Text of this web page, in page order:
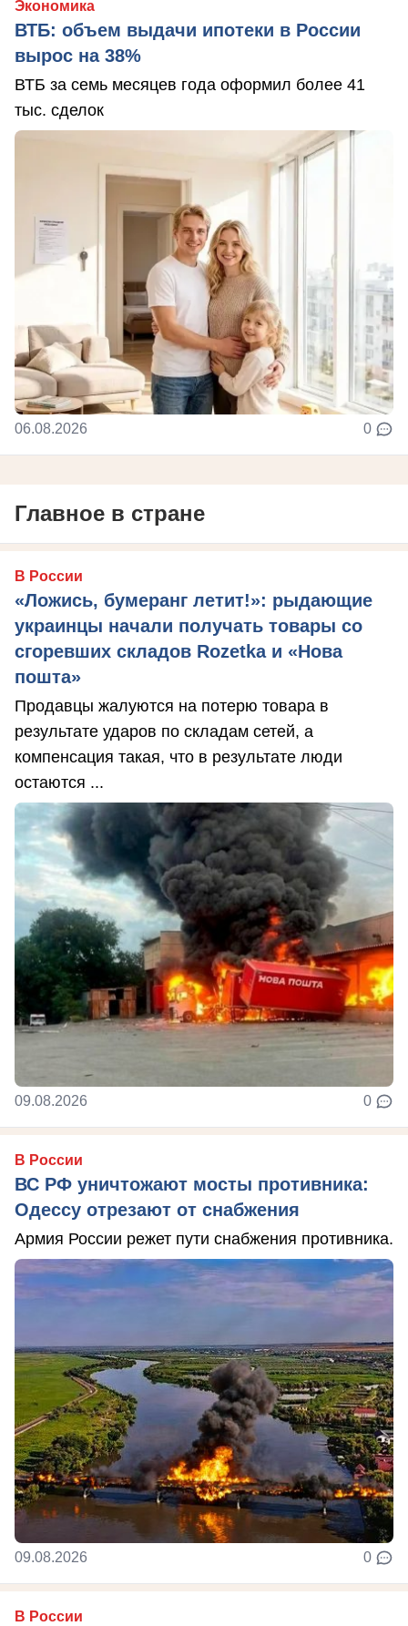
Экономика
ВТБ: объем выдачи ипотеки в России
вырос на 38%
ВТБ за семь месяцев года оформил более 41
тыс. сделок
06.08.2026 0
Главное в стране
В России
«Ложись, бумеранг летит!»: рыдающие
украинцы начали получать товары со
сгоревших складов Rozetka и «Нова
пошта»
Продавцы жалуются на потерю товара в
результате ударов по складам сетей, а
компенсация такая, что в результате люди
остаются ...
09.08.2026 0
В России
ВС РФ уничтожают мосты противника:
Одессу отрезают от снабжения
Армия России режет пути снабжения противника.
09.08.2026 0
В России